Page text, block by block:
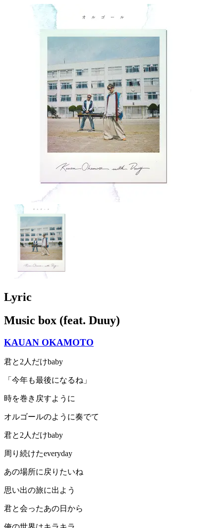
Lyric
Music box (feat. Duuy)
KAUAN OKAMOTO
君と2人だけbaby
「今年も最後になるね」
時を巻き戻すように
オルゴールのように奏でて
君と2人だけbaby
周り続けたeveryday
あの場所に戻りたいね
思い出の旅に出よう
君と会ったあの日から